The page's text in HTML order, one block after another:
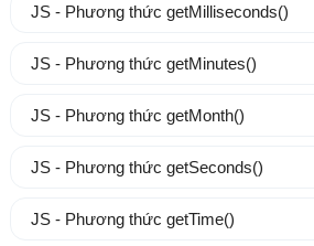
JS - Phương thức getMilliseconds()
JS - Phương thức getMinutes()
JS - Phương thức getMonth()
JS - Phương thức getSeconds()
JS - Phương thức getTime()